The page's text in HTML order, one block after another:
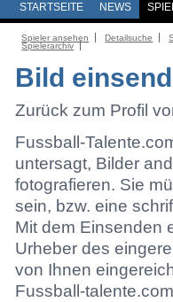
STARTSEITE NEWS
Spieler ansehen Detailsuche
Spielerarchiv
Bild
Zurück zum Profil
Fussball-
untersagt, Bilder
fotografieren. Sie
sein, bzw. eine
Mit dem Einsenden
Urheber des
von Ihnen
Fussball-